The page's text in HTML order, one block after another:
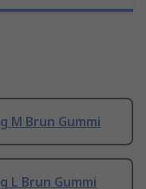
M Brun Gummi
L Brun Gummi